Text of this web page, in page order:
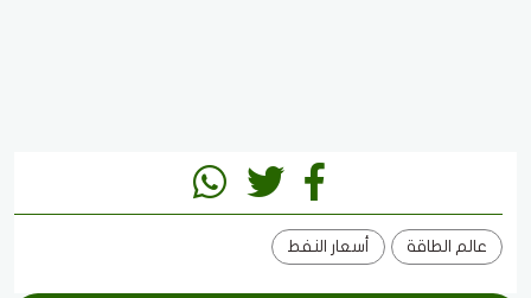
عالم الطاقة أسعار النفط